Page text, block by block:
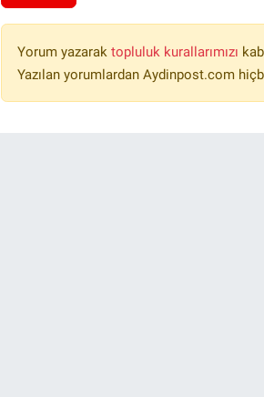
Yorum yazarak topluluk kurallarımızı
Yazılan yorumlardan Aydinpost.com